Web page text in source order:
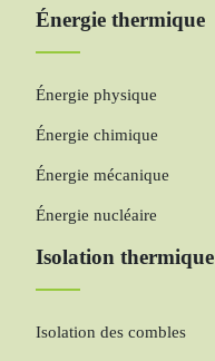
Énergie thermique
Énergie physique
Énergie chimique
Énergie mécanique
Énergie nucléaire
Isolation thermique
Isolation des combles